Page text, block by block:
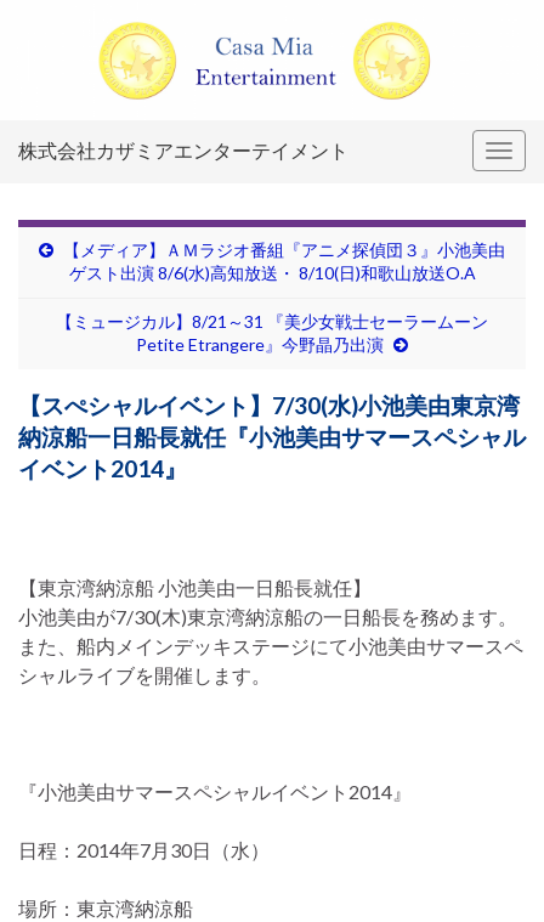
株式会社カザミアエンターテイメント
【メディア】ＡＭラジオ番組『アニメ探偵団３』小池美由
ゲスト出演 8/6(水)高知放送・ 8/10(日)和歌山放送O.A
【ミュージカル】8/21～31 『美少女戦士セーラームーン
Petite Etrangere』今野晶乃出演
【スぺシャルイベント】7/30(水)小池美由東京湾
納涼船一日船長就任『小池美由サマースペシャル
イベント2014』
【東京湾納涼船 小池美由一日船長就任】
小池美由が7/30(木)東京湾納涼船の一日船長を務めます。
また、船内メインデッキステージにて小池美由サマースペ
シャルライブを開催します。
『小池美由サマースペシャルイベント2014』
日程：2014年7月30日（水）
場所：東京湾納涼船